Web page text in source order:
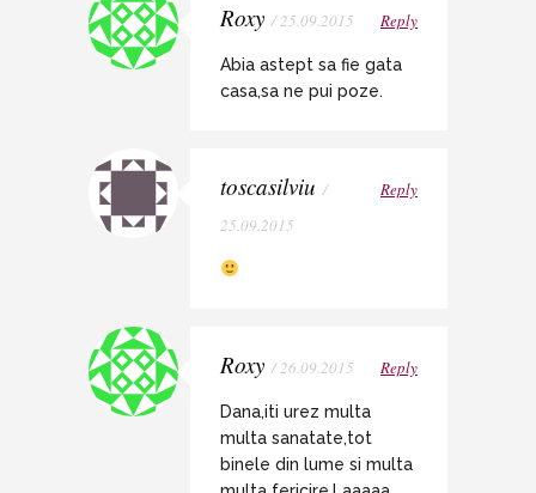
Roxy / 25.09.2015 Reply
Abia astept sa fie gata
casa,sa ne pui poze.
toscasilviu /
25.09.2015
Reply
Roxy / 26.09.2015 Reply
Dana,iti urez multa
multa sanatate,tot
binele din lume si multa